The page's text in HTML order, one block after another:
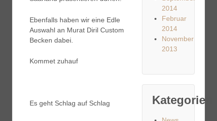
Ebenfalls haben wir eine Edle
Auswahl an Murat Diril Custom
Becken dabei.
Kommet zuhauf
Es geht Schlag auf Schlag
2014
Februar
2014
November
2013
Kategorien